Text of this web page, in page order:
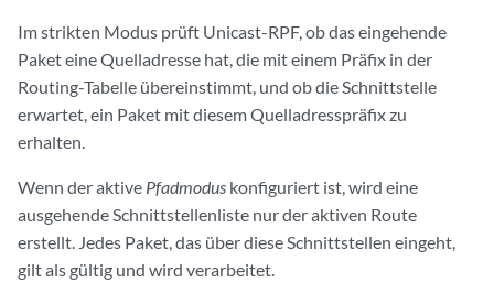
Im strikten Modus prüft Unicast-RPF, ob das eingehende
Paket eine Quelladresse hat, die mit einem Präfix in der
Routing-Tabelle übereinstimmt, und ob die Schnittstelle
erwartet, ein Paket mit diesem Quelladresspräfix zu
erhalten.
Wenn der aktive Pfadmodus konfiguriert ist, wird eine
ausgehende Schnittstellenliste nur der aktiven Route
erstellt. Jedes Paket, das über diese Schnittstellen eingeht,
gilt als gültig und wird verarbeitet.